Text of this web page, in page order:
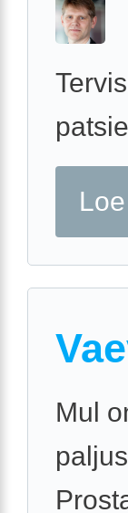
Mul